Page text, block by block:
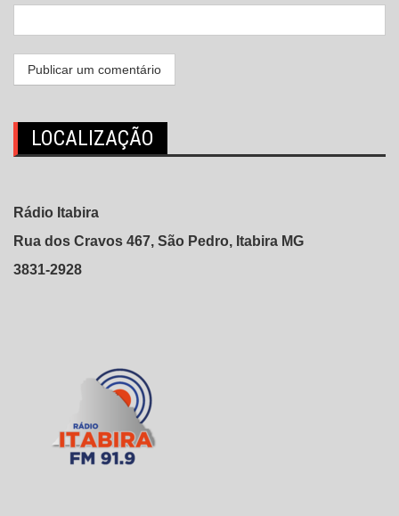
LOCALIZAÇÃO
Rádio Itabira
Rua dos Cravos 467, São Pedro, Itabira MG
3831-2928